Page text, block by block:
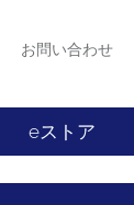
お問い合わせ
eストア